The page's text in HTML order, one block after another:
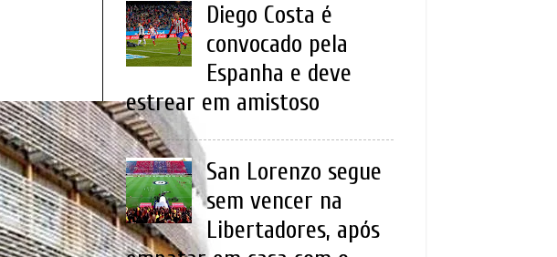
Diego Costa é
convocado pela
Espanha e deve
estrear em amistoso
San Lorenzo segue
sem vencer na
Libertadores, após